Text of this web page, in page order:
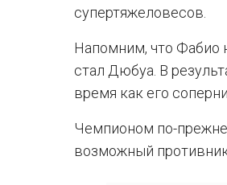
супертяжеловесов.
Напомним, что Фабио
стал Дюбуа. В
время как его
Чемпионом по-
возможный